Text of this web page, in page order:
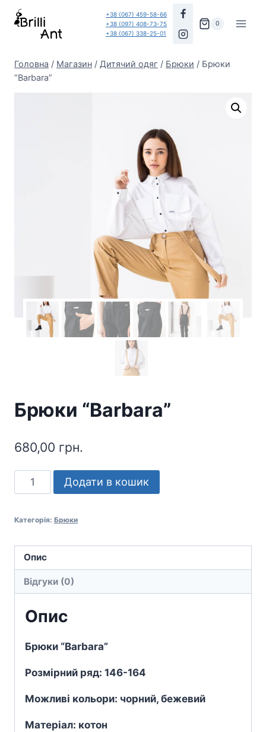
Перейти
+38 (067) 459-58-66
+38 (097) 408-73-75
+38 (067) 338-25-01
0
Головна / Магазин / Дитячий одяг / Брюки / Брюки
“Barbara”
Брюки “Barbara”
680,00 грн.
Брюки
"Barbara"
Додати в кошик
Категорія: Брюки
Опис
Відгуки (0)
Опис
Брюки “Barbara”
Розмірний ряд: 146-164
Можливі кольори: чорний, бежевий
Матеріал: котон